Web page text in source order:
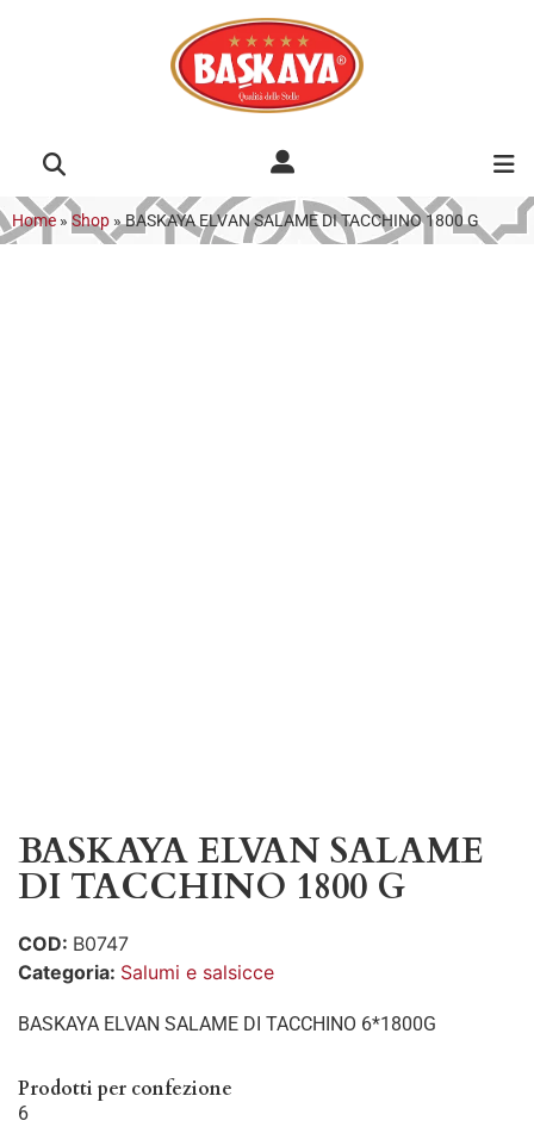
Home » Shop »BASKAYA ELVAN SALAME DI TACCHINO 1800 G
BASKAYA ELVAN SALAME
DI TACCHINO 1800 G
COD: B0747
Categoria: Salumi e salsicce
BASKAYA ELVAN SALAME DI TACCHINO 6*1800G
Prodotti per confezione
6